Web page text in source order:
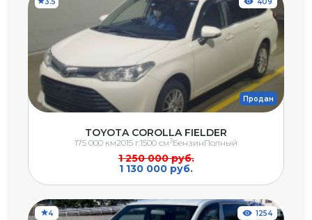
Продан
TOYOTA COROLLA FIELDER
1 250 000 руб.
1 130 000 руб.
175 000 км2015 г.1500 см3БензинПолный
4 1254